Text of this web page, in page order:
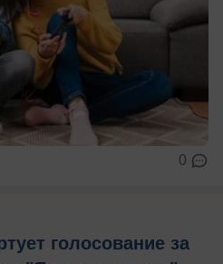
0
голосование за